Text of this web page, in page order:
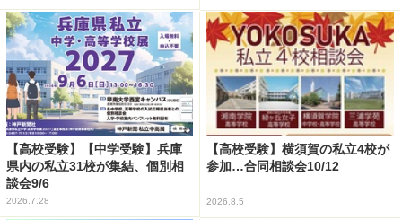
【高校受験】【中学受験】兵庫
県内の私立31校が集結、個別相
談会9/6
2026.7.28
【高校受験】横須賀の私立4校が
参加…合同相談会10/12
2026.8.5